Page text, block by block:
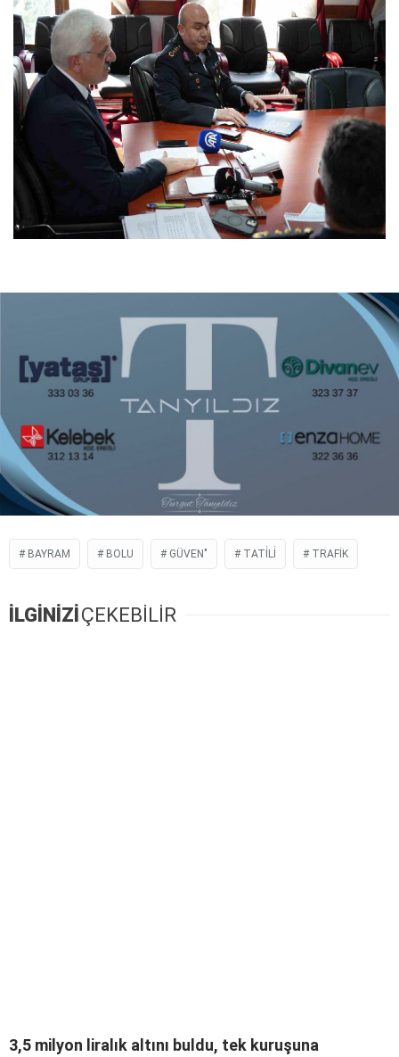
BAYRAM BOLU GÜVEN" TATİLİ TRAFIK
İLGİNİZİ ÇEKEBİLİR
3,5 milyon liralık altını buldu, tek kuruşuna